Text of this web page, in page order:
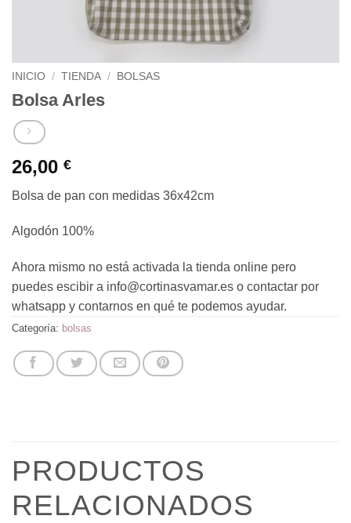
INICIO / TIENDA / BOLSAS
Bolsa Arles
26,00 €
Bolsa de pan con medidas 36x42cm
Algodón 100%
Ahora mismo no está activada la tienda online pero
puedes escibir a info@cortinasvamar.es o contactar por
whatsapp y contarnos en qué te podemos ayudar.
Categoría: bolsas
PRODUCTOS
RELACIONADOS